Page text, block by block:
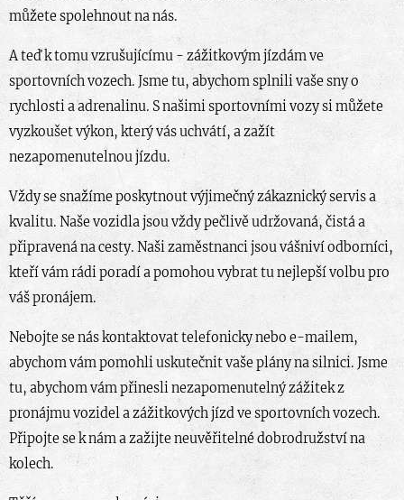
můžete spolehnout na nás.
A teď k tomu vzrušujícímu - zážitkovým jízdám ve
sportovních vozech. Jsme tu, abychom splnili vaše sny o
rychlosti a adrenalinu. S našimi sportovními vozy si můžete
vyzkoušet výkon, který vás uchvátí, a zažít
nezapomenutelnou jízdu.
Vždy se snažíme poskytnout výjimečný zákaznický servis a
kvalitu. Naše vozidla jsou vždy pečlivě udržovaná, čistá a
připravená na cesty. Naši zaměstnanci jsou vášniví odborníci,
kteří vám rádi poradí a pomohou vybrat tu nejlepší volbu pro
váš pronájem.
Nebojte se nás kontaktovat telefonicky nebo e-mailem,
abychom vám pomohli uskutečnit vaše plány na silnici. Jsme
tu, abychom vám přinesli nezapomenutelný zážitek z
pronájmu vozidel a zážitkových jízd ve sportovních vozech.
Připojte se k nám a zažijte neuvěřitelné dobrodružství na
kolech.